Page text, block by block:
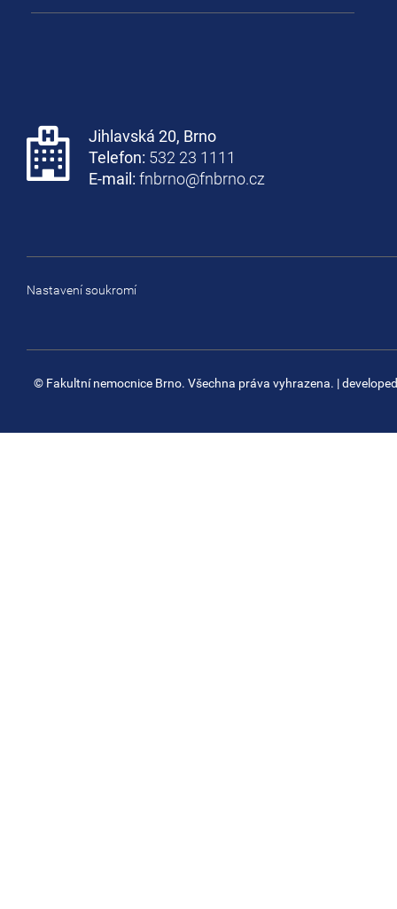
Jihlavská 20, Brno
Telefon: 532 23 1111
E-mail: fnbrno@fnbrno.cz
Nastavení soukromí
© Fakultní nemocnice Brno. Všechna práva vyhrazena. |